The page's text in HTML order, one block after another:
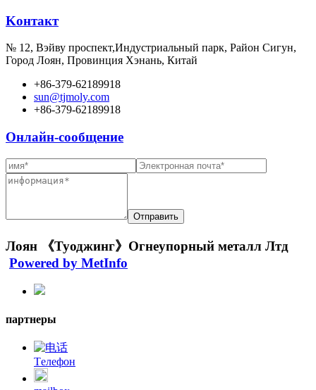
Kонтакт
№ 12, Вэйву проспект,Индустриальный парк, Район Сигун,
Город Лоян, Провинция Хэнань, Китай
+86-379-62189918
sun@tjmoly.com
+86-379-62189918
Онлайн-сообщение
Лоян 《Туоджинг》Огнеупорный металл Лтд
Powered by MetInfo
партнеры
Tелефон